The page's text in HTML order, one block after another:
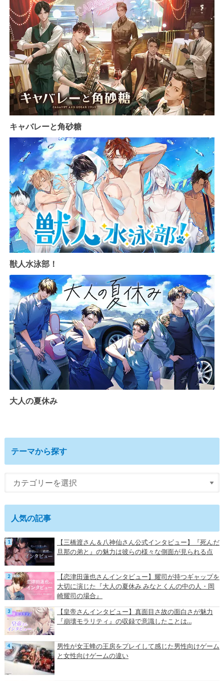
キャバレーと角砂糖
獣人水泳部！
大人の夏休み
テーマから探す
人気の記事
【三橋渡さん＆八神仙さん公式インタビュー】『死んだ
旦那の弟と』の魅力は彼らの様々な側面が見られる点
【恋津田蓮也さんインタビュー】耀司が持つギャップを
大切に演じた『大人の夏休み みなとくんの中の人・岡
崎耀司の場合』
【皇帝さんインタビュー】真面目さ故の面白さが魅力
『崩壊モラリティ』の収録で意識したことは…
男性が女王蜂の王房をプレイして感じた男性向けゲーム
と女性向けゲームの違い